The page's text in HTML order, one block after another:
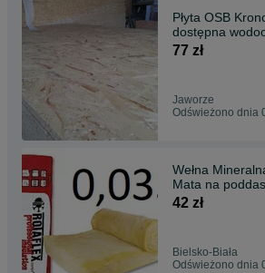
Płyta OSB
dostępna
podłoga ściany
77 zł
Jaworze
Odświeżono dnia
Wełna
Mata na
Mata dach ciepła
42 zł
Bielsko-Biała
Odświeżono dnia